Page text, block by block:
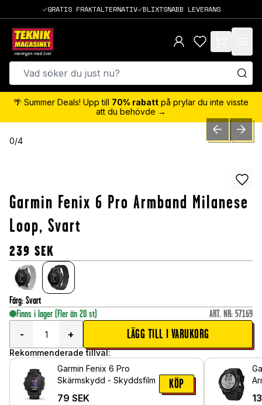
GRATIS FRAKTALTERNATIV BLIXTSNABB LEVERANS
items in cart,
🌴 Summer Deals! Upp till 70% rabatt på prylar du inte visste
att du behövde →
0/4 PREVIOUSNEXT
Garmin Fenix 6 Pro Armband Milanese
Loop, Svart
239 SEK
Färg: Svart
Finns i lager (Fler än 20 st) ART. NR: 57169
-
+ LÄGG TILL I VARUKORG
Rekommenderade tillval:
Garmin Fenix 6 Pro
Skärmskydd - Skyddsfilm
79 SEK
KÖP